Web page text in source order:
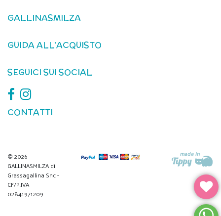
GALLINASMILZA
GUIDA ALL'ACQUISTO
SEGUICI SUI SOCIAL
CONTATTI
© 2026
GALLINASMILZA di
Grassagallina Snc -
CF/P.IVA
02841971209